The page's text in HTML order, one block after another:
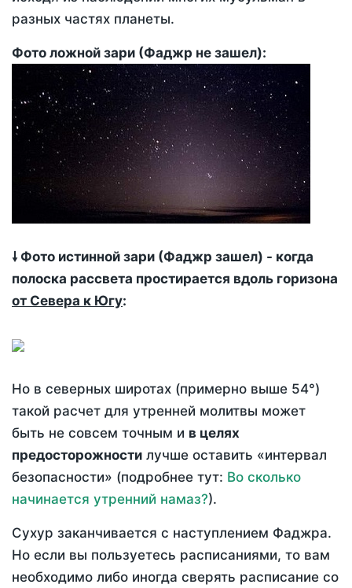
разных частях планеты.
Фото ложной зари (Фаджр не зашел):
🠗 Фото истинной зари (Фаджр зашел) - когда
полоска рассвета простирается вдоль горизона
от Севера к Югу:
Но в северных широтах (примерно выше 54°)
такой расчет для утренней молитвы может
быть не совсем точным и в целях
предосторожности лучше оставить «интервал
безопасности» (подробнее тут: Во сколько
начинается утренний намаз?).
Сухур заканчивается с наступлением Фаджра.
Но если вы пользуетесь расписаниями, то вам
необходимо либо иногда сверять расписание со